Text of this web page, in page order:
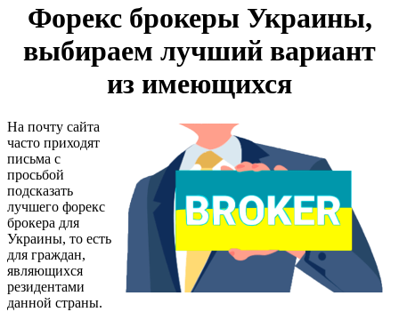
Форекс брокеры Украины,
выбираем лучший вариант
из имеющихся
На почту сайта
часто приходят
письма с
просьбой
подсказать
лучшего форекс
брокера для
Украины, то есть
для граждан,
являющихся
резидентами
данной страны.